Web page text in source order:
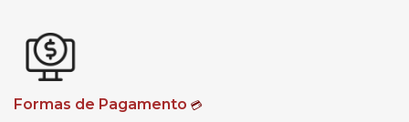
Formas de Pagamento 💳